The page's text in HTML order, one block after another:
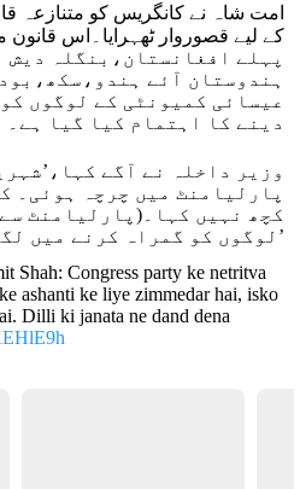
امت شاہ نے کانگریس کو متنازعہ
پہلے افغانستان،بنگلہ دیش
ہندوستان آئے
عیسائی کمیونٹی کے لوگوں
دینے کا اہتمام کیا گیا ہے۔
وزیر داخلہ نے آگے
پارلیامنٹ میں چرچہ ہوئی۔
کچھ نہیں کہا۔(پارلیامنٹ
لوگوں کو گمراہ کرنے میں لگے ہیں۔’
Shah: Congress party ke netritva
ashanti ke liye zimmedar hai, isko
Dilli ki janata ne dand dena